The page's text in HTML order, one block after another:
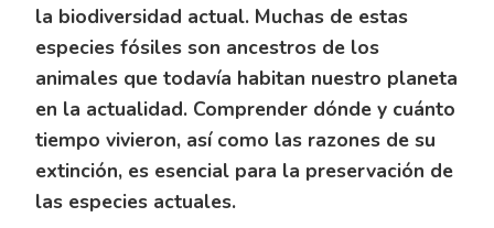
la biodiversidad actual. Muchas de estas
especies fósiles son ancestros de los
animales que todavía habitan nuestro planeta
en la actualidad. Comprender dónde y cuánto
tiempo vivieron, así como las razones de su
extinción, es esencial para la preservación de
las especies actuales.